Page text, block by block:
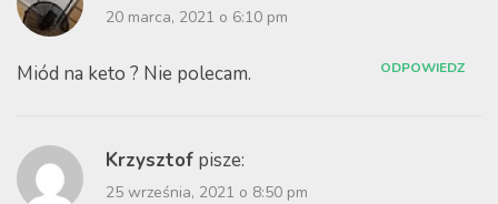
20 marca, 2021 o 6:10 pm
Miód na keto ? Nie polecam. ODPOWIEDZ
Krzysztof pisze:
25 września, 2021 o 8:50 pm